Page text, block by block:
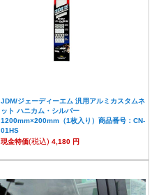
JDM/ジェーディーエム 汎用アルミカスタムネ
ット ハニカム・シルバー
1200mm×200mm（1枚入り）商品番号：CN-
01HS
現金特価(税込) 4,180 円